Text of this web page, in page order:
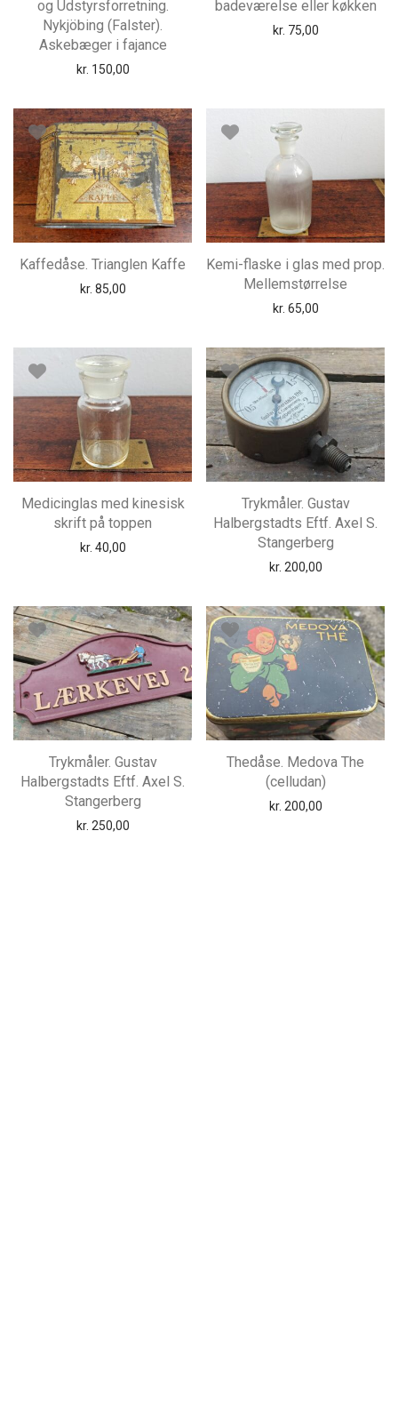
og Udstyrsforretning.
Nykjöbing (Falster).
Askebæger i fajance
kr. 150,00
badeværelse eller køkken
kr. 75,00
Kaffedåse. Trianglen Kaffe
kr. 85,00
Kemi-flaske i glas med prop.
Mellemstørrelse
kr. 65,00
Medicinglas med kinesisk
skrift på toppen
kr. 40,00
Trykmåler. Gustav
Halbergstadts Eftf. Axel S.
Stangerberg
kr. 200,00
Trykmåler. Gustav
Halbergstadts Eftf. Axel S.
Stangerberg
kr. 250,00
Thedåse. Medova The
(celludan)
kr. 200,00